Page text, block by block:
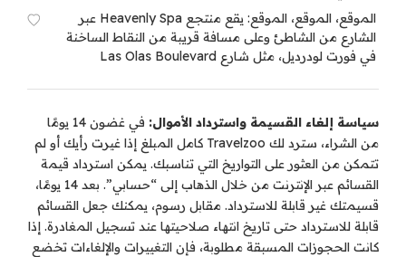
الموقع، الموقع، الموقع: يقع منتجع Heavenly Spa عبر
الشارع من الشاطئ وعلى مسافة قريبة من النقاط الساخنة
في فورت لودرديل، مثل شارع Las Olas Boulevard
سياسة إلغاء القسيمة واسترداد الأموال:
في غضون 14 يومًا
من الشراء، سترد لك Travelzoo كامل المبلغ إذا غيرت رأيك أو لم
تتمكن من العثور على التواريخ التي تناسبك. يمكن استرداد قيمة
القسائم عبر الإنترنت من خلال الذهاب إلى “حسابي”. بعد 14 يومًا،
قسيمتك غير قابلة للاسترداد. مقابل رسوم، يمكنك جعل القسائم
قابلة للاسترداد حتى تاريخ انتهاء صلاحيتها عند تسجيل المغادرة. إذا
كانت الحجوزات المسبقة مطلوبة، فإن التغييرات والإلغاءات تخضع